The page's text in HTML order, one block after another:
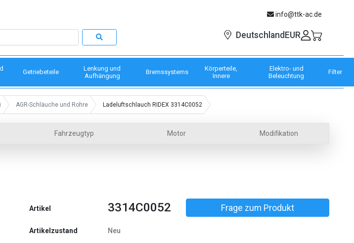
info@ttk-ac.de
Deutschland EUR
Getriebeteile
Lenkung und
Aufhängung
Bremssystems
Körperteile,
Innere
Elektro- und
Beleuchtung
Filter
AGR-Schläuche und Rohre Ladeluftschlauch RIDEX 3314C0052
Fahrzeugtyp Motor Modifikation
Artikel 3314C0052 Frage zum Produkt
Artikelzustand Neu